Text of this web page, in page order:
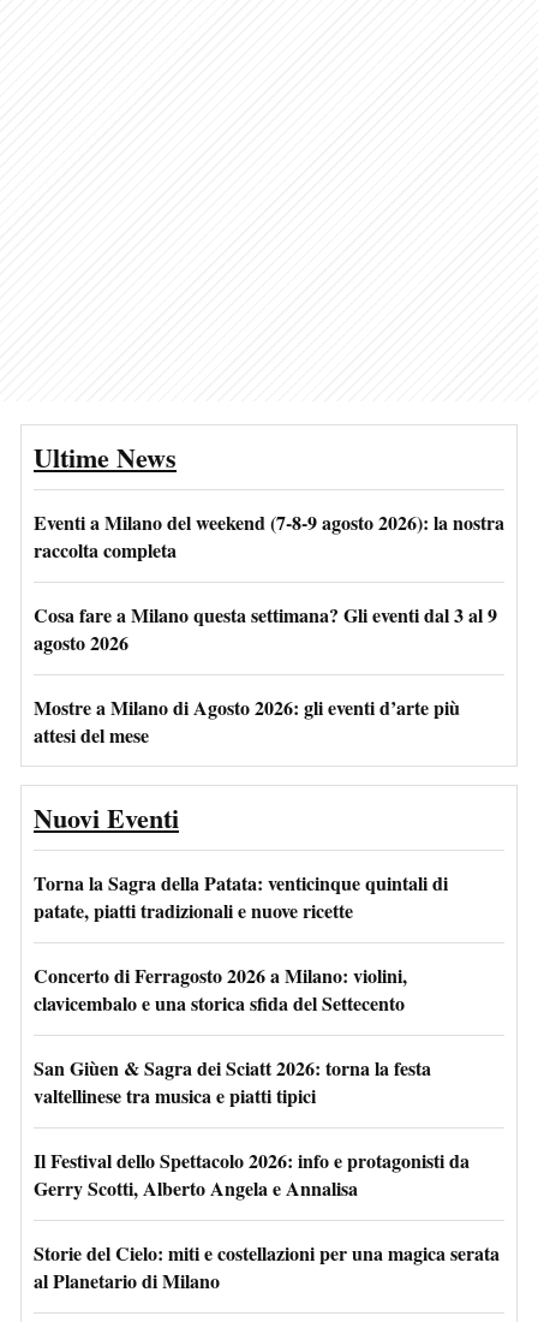
Ultime News
Eventi a Milano del weekend (7-8-9 agosto 2026): la nostra
raccolta completa
Cosa fare a Milano questa settimana? Gli eventi dal 3 al 9
agosto 2026
Mostre a Milano di Agosto 2026: gli eventi d’arte più
attesi del mese
Nuovi Eventi
Torna la Sagra della Patata: venticinque quintali di
patate, piatti tradizionali e nuove ricette
Concerto di Ferragosto 2026 a Milano: violini,
clavicembalo e una storica sfida del Settecento
San Giùen & Sagra dei Sciatt 2026: torna la festa
valtellinese tra musica e piatti tipici
Il Festival dello Spettacolo 2026: info e protagonisti da
Gerry Scotti, Alberto Angela e Annalisa
Storie del Cielo: miti e costellazioni per una magica serata
al Planetario di Milano